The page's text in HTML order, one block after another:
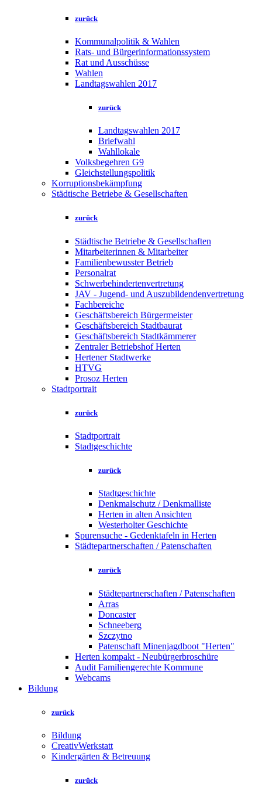
zurück
Kommunalpolitik & Wahlen
Rats- und Bürgerinformationssystem
Rat und Ausschüsse
Wahlen
Landtagswahlen 2017
zurück
Landtagswahlen 2017
Briefwahl
Wahllokale
Volksbegehren G9
Gleichstellungspolitik
Korruptionsbekämpfung
Städtische Betriebe & Gesellschaften
zurück
Städtische Betriebe & Gesellschaften
Mitarbeiterinnen & Mitarbeiter
Familienbewusster Betrieb
Personalrat
Schwerbehindertenvertretung
JAV - Jugend- und Auszubildendenvertretung
Fachbereiche
Geschäftsbereich Bürgermeister
Geschäftsbereich Stadtbaurat
Geschäftsbereich Stadtkämmerer
Zentraler Betriebshof Herten
Hertener Stadtwerke
HTVG
Prosoz Herten
Stadtportrait
zurück
Stadtportrait
Stadtgeschichte
zurück
Stadtgeschichte
Denkmalschutz / Denkmalliste
Herten in alten Ansichten
Westerholter Geschichte
Spurensuche - Gedenktafeln in Herten
Städtepartnerschaften / Patenschaften
zurück
Städtepartnerschaften / Patenschaften
Arras
Doncaster
Schneeberg
Szczytno
Patenschaft Minenjagdboot "Herten"
Herten kompakt - Neubürgerbroschüre
Audit Familiengerechte Kommune
Webcams
Bildung
zurück
Bildung
CreativWerkstatt
Kindergärten & Betreuung
zurück